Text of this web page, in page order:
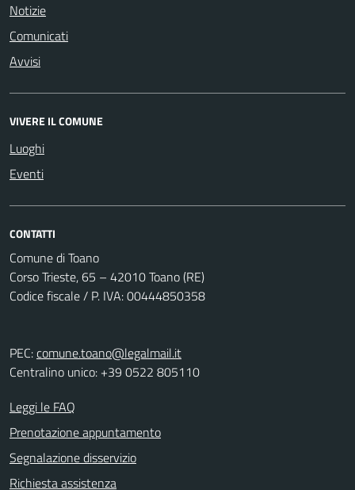
Notizie
Comunicati
Avvisi
VIVERE IL COMUNE
Luoghi
Eventi
CONTATTI
Comune di Toano
Corso Trieste, 65 – 42010 Toano (RE)
Codice fiscale / P. IVA: 00444850358
PEC:comune.toano@legalmail.it
Centralino unico: +39 0522 805110
Leggi le FAQ
Prenotazione appuntamento
Segnalazione disservizio
Richiesta assistenza